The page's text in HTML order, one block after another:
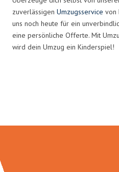
zuverlässigen Umzugsservice von
uns noch heute für ein
eine persönliche Offerte. Mit
wird dein Umzug ein Kinderspiel!